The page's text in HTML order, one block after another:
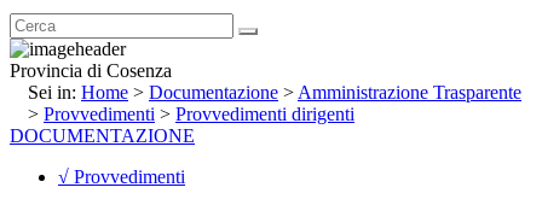
Provincia di Cosenza
Sei in: Home > Documentazione > Amministrazione Trasparente
> Provvedimenti > Provvedimenti dirigenti
DOCUMENTAZIONE
√ Provvedimenti